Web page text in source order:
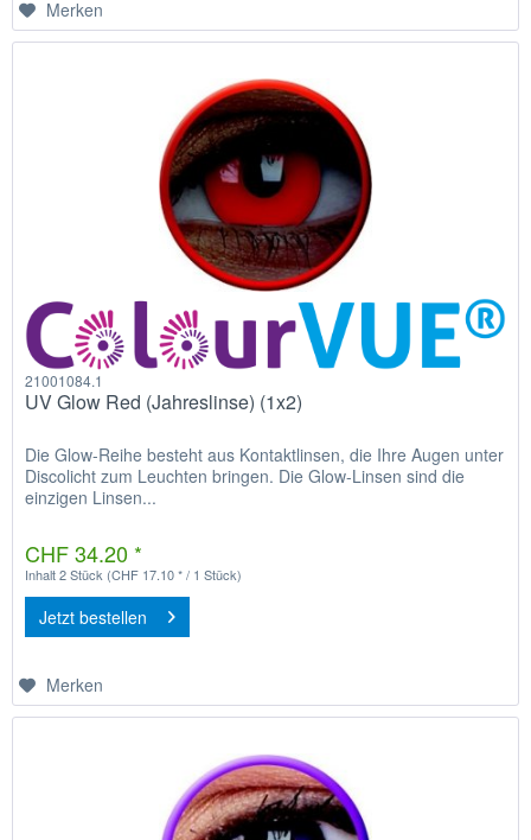
Merken
21001084.1
UV Glow Red (Jahreslinse) (1x2)
Die Glow-Reihe besteht aus Kontaktlinsen, die Ihre Augen unter
Discolicht zum Leuchten bringen. Die Glow-Linsen sind die
einzigen Linsen...
CHF 34.20 *
Inhalt2 Stück (CHF 17.10 * / 1 Stück)
Jetzt bestellen
Merken